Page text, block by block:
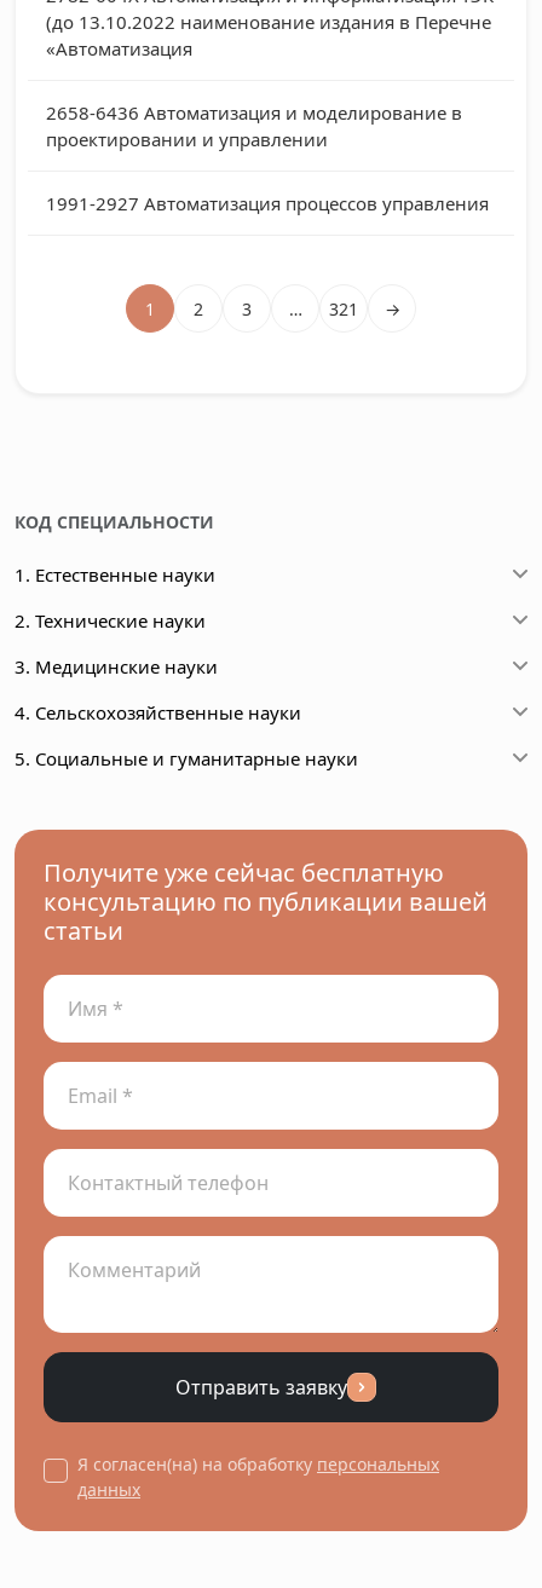
(до 13.10.2022 наименование издания в Перечне
«Автоматизация
2658-6436 Автоматизация и моделирование в
проектировании и управлении
1991-2927 Автоматизация процессов управления
1 2 3 … 321 →
КОД СПЕЦИАЛЬНОСТИ
1. Естественные науки
2. Технические науки
3. Медицинские науки
4. Сельскохозяйственные науки
5. Социальные и гуманитарные науки
Получите уже сейчас бесплатную
консультацию по публикации вашей
статьи
Отправить заявку
Я согласен(на) на обработку персональных
данных